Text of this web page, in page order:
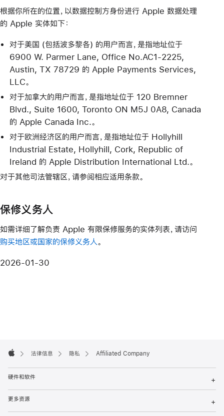
根据你所在的位置，以数据控制方身份进行 Apple 数据处理
的 Apple 实体如下：
对于美国 (包括波多黎各) 的用户而言，是指地址位于
6900 W. Parmer Lane, Office No.AC1-2225,
Austin, TX 78729 的 Apple Payments Services,
LLC。
对于加拿大的用户而言，是指地址位于 120 Bremner
Blvd., Suite 1600, Toronto ON M5J 0A8, Canada
的 Apple Canada Inc.。
对于欧洲经济区的用户而言，是指地址位于 Hollyhill
Industrial Estate, Hollyhill, Cork, Republic of
Ireland 的 Apple Distribution International Ltd.。
对于其他司法管辖区，请参阅相应适用条款。
保修义务人
如需详细了解负责 Apple 有限保修服务的实体列表，请访问
购买地区或国家的保修义务人 。
2026-01-30
Footer

法律信息 隐私 Affiliated Company
硬件和软件 +
更多资源 +